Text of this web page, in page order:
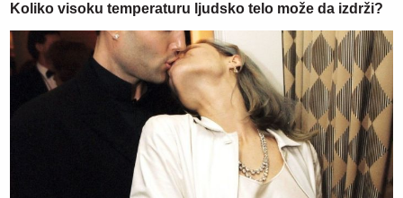
Koliko visoku temperaturu ljudsko telo može da izdrži?